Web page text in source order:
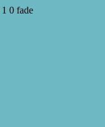
1 0 fade